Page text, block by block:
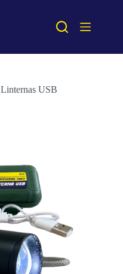
Linternas USB